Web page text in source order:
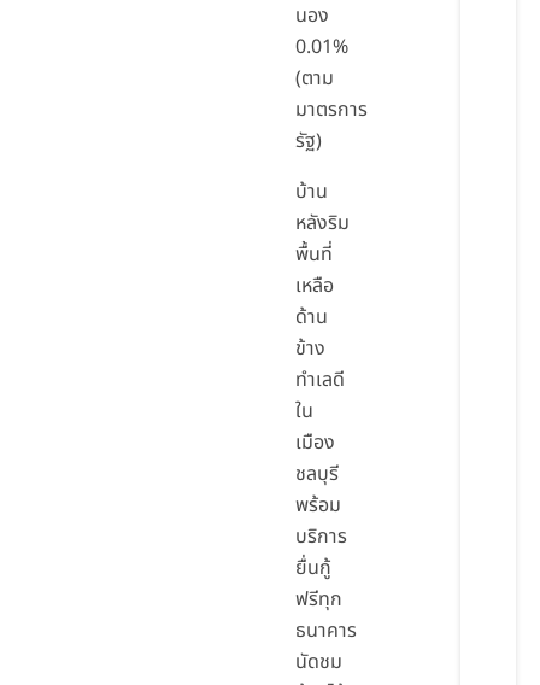
นอง
0.01%
(ตาม
มาตรการ
รัฐ)
บ้าน
หลังริม
พื้นที่
เหลือ
ด้าน
ข้าง
ทำเลดี
ใน
เมือง
ชลบุรี
พร้อม
บริการ
ยื่นกู้
ฟรีทุก
ธนาคาร
นัดชม